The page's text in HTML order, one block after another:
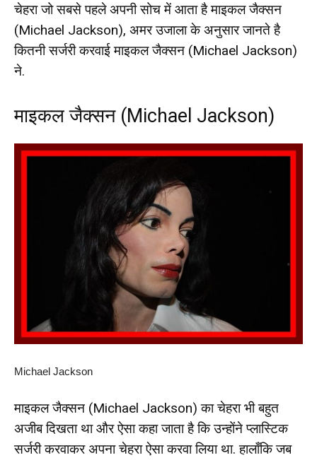
चेहरा जो सबसे पहले अपनी सोच में आता है माइकल जैक्सन
(Michael Jackson), अमर उजाला के अनुसार जानते है
कितनी सर्जरी करवाई माइकल जैक्सन (Michael Jackson)
ने.
माइकल जैक्सन (Michael Jackson)
Michael Jackson
माइकल जैक्सन (Michael Jackson) का चेहरा भी बहुत
अजीब दिखता था और ऐसा कहा जाता है कि उन्होंने प्लास्टिक
सर्जरी करवाकर अपना चेहरा ऐसा करवा लिया था. हालाँकि जब